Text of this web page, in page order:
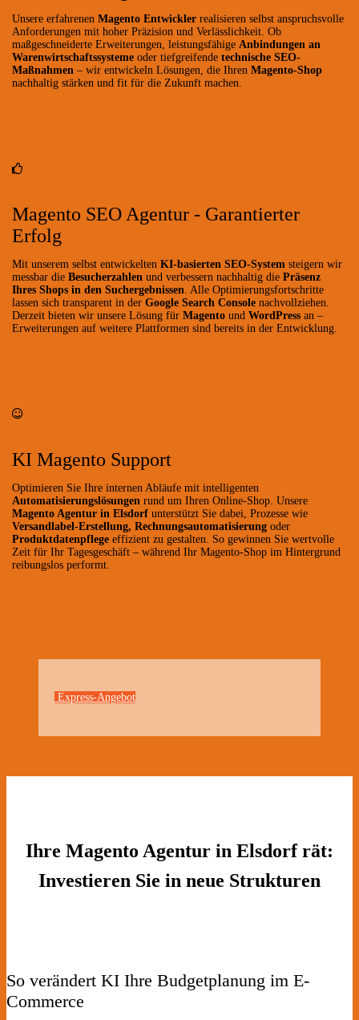
Unsere erfahrenen Magento Entwickler realisieren selbst anspruchsvolle
Anforderungen mit hoher Präzision und Verlässlichkeit. Ob
maßgeschneiderte Erweiterungen, leistungsfähige Anbindungen an
Warenwirtschaftssysteme oder tiefgreifende technische SEO-
Maßnahmen – wir entwickeln Lösungen, die Ihren Magento-Shop
nachhaltig stärken und fit für die Zukunft machen.
Magento SEO Agentur - Garantierter
Erfolg
Mit unserem selbst entwickelten KI-basierten SEO-System steigern wir
messbar die Besucherzahlen und verbessern nachhaltig die Präsenz
Ihres Shops in den Suchergebnissen . Alle Optimierungsfortschritte
lassen sich transparent in der Google Search Console nachvollziehen.
Derzeit bieten wir unsere Lösung für Magento und WordPress an –
Erweiterungen auf weitere Plattformen sind bereits in der Entwicklung.
KI Magento Support
Optimieren Sie Ihre internen Abläufe mit intelligenten
Automatisierungslösungen rund um Ihren Online-Shop. Unsere
Magento Agentur in Elsdorf unterstützt Sie dabei, Prozesse wie
Versandlabel-Erstellung, Rechnungsautomatisierung oder
Produktdatenpflege effizient zu gestalten. So gewinnen Sie wertvolle
Zeit für Ihr Tagesgeschäft – während Ihr Magento-Shop im Hintergrund
reibungslos performt.
Express-Angebot
Ihre Magento Agentur in Elsdorf rät:
Investieren Sie in neue Strukturen
So verändert KI Ihre Budgetplanung im E-
Commerce